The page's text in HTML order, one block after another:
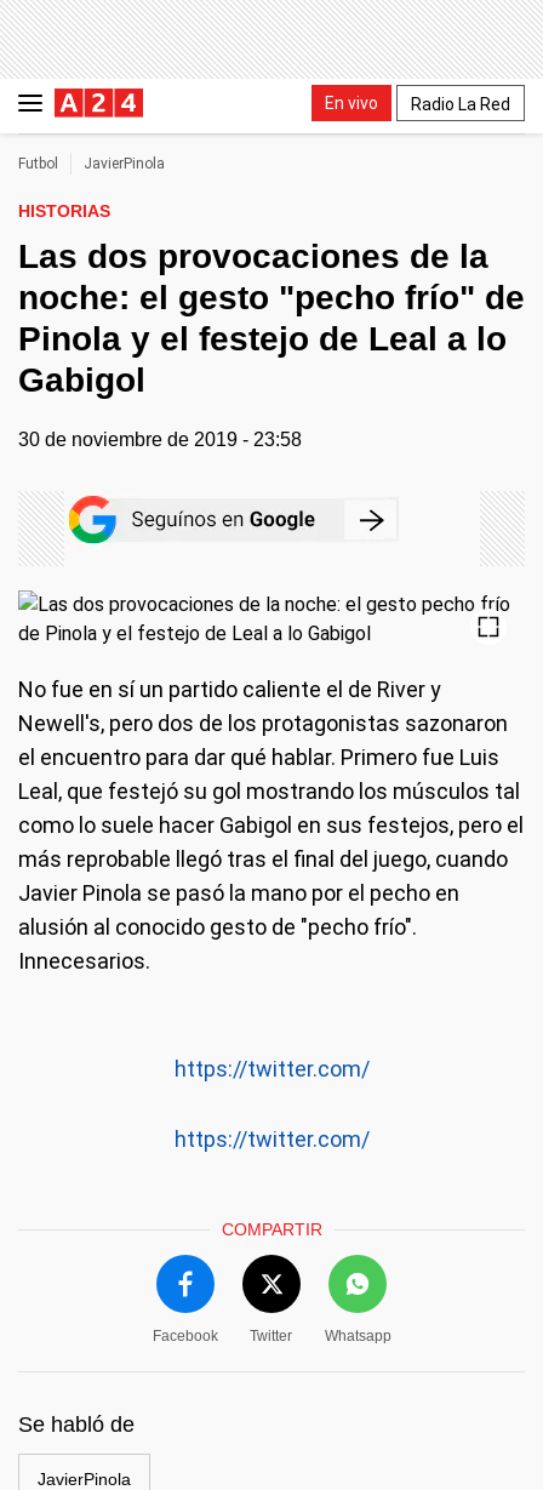
En vivo Radio La Red
Futbol JavierPinola
HISTORIAS
Las dos provocaciones de la
noche: el gesto "pecho frío" de
Pinola y el festejo de Leal a lo
Gabigol
30 de noviembre de 2019 - 23:58
No fue en sí un partido caliente el de River y
Newell's, pero dos de los protagonistas sazonaron
el encuentro para dar qué hablar. Primero fue Luis
Leal, que festejó su gol mostrando los músculos tal
como lo suele hacer Gabigol en sus festejos, pero el
más reprobable llegó tras el final del juego, cuando
Javier Pinola se pasó la mano por el pecho en
alusión al conocido gesto de "pecho frío".
Innecesarios.
https://twitter.com/
https://twitter.com/
COMPARTIR
Facebook Twitter Whatsapp
Se habló de
JavierPinola